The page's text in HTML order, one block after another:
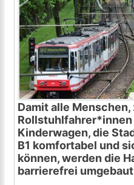
Damit alle Menschen,
Kinderwagen, die
B1 komfortabel und
können, werden die
barrierefrei